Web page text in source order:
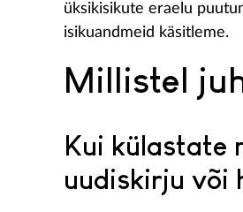
üksikisikute eraelu
isikuandmeid käsitleme.
Millistel
Kui külastate
uudiskirju või